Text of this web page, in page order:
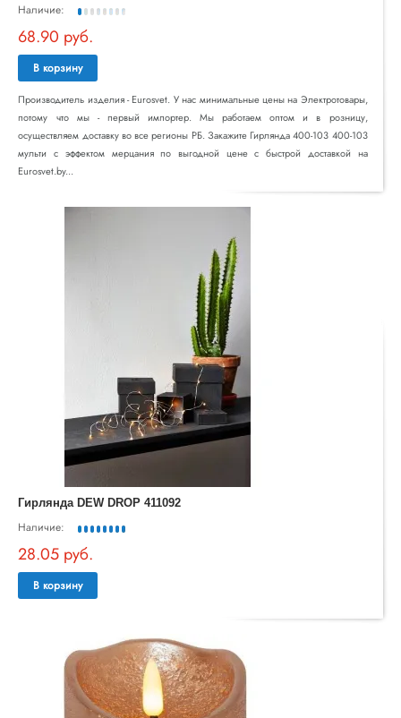
Наличие:
68.90 руб.
В корзину
Производитель изделия - Eurosvet. У нас минимальные цены на Электротовары,
потому что мы - первый импортер. Мы работаем оптом и в розницу,
осуществляем доставку во все регионы РБ. Закажите Гирлянда 400-103 400-103
мульти с эффектом мерцания по выгодной цене с быстрой доставкой на
Eurosvet.by...
Гирлянда DEW DROP 411092
Наличие:
28.05 руб.
В корзину